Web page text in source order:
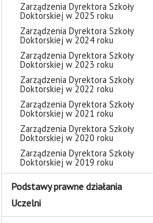
Zarządzenia Dyrektora Szkoły
Doktorskiej w 2025 roku
Zarządzenia Dyrektora Szkoły
Doktorskiej w 2024 roku
Zarządzenia Dyrektora Szkoły
Doktorskiej w 2023 roku
Zarządzenia Dyrektora Szkoły
Doktorskiej w 2022 roku
Zarządzenia Dyrektora Szkoły
Doktorskiej w 2021 roku
Zarządzenia Dyrektora Szkoły
Doktorskiej w 2020 roku
Zarządzenia Dyrektora Szkoły
Doktorskiej w 2019 roku
Podstawy prawne działania
Uczelni